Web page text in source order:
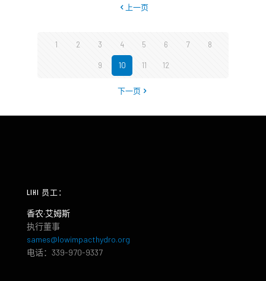
上一页
1 2 3 4 5 6 7 8
9 10 11 12
下一页
LIHI 员工：
香农·艾姆斯
执行董事
sames@lowimpacthydro.org
电话：339-970-9337